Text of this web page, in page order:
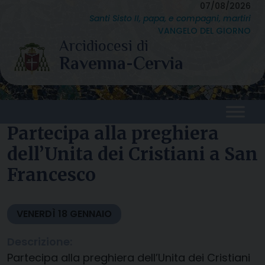
content
07/08/2026
Santi Sisto II, papa, e compagni, martiri
VANGELO DEL GIORNO
Partecipa alla preghiera
dell’Unita dei Cristiani a San
Francesco
VENERDÌ 18 GENNAIO
Partecipa alla preghiera dell’Unita dei Cristiani